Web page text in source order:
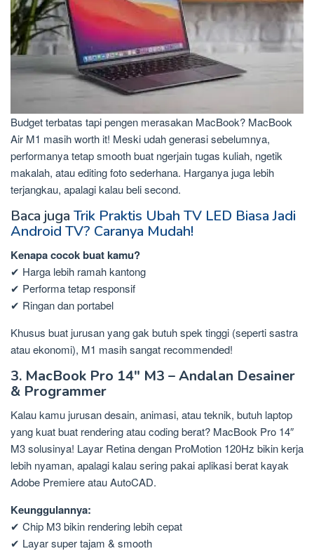
Budget terbatas tapi pengen merasakan MacBook? MacBook
Air M1 masih worth it! Meski udah generasi sebelumnya,
performanya tetap smooth buat ngerjain tugas kuliah, ngetik
makalah, atau editing foto sederhana. Harganya juga lebih
terjangkau, apalagi kalau beli second.
Baca juga Trik Praktis Ubah TV LED Biasa Jadi
Android TV? Caranya Mudah!
Kenapa cocok buat kamu?
✔ Harga lebih ramah kantong
✔ Performa tetap responsif
✔ Ringan dan portabel
Khusus buat jurusan yang gak butuh spek tinggi (seperti sastra
atau ekonomi), M1 masih sangat recommended!
3. MacBook Pro 14″ M3 – Andalan Desainer
& Programmer
Kalau kamu jurusan desain, animasi, atau teknik, butuh laptop
yang kuat buat rendering atau coding berat? MacBook Pro 14″
M3 solusinya! Layar Retina dengan ProMotion 120Hz bikin kerja
lebih nyaman, apalagi kalau sering pakai aplikasi berat kayak
Adobe Premiere atau AutoCAD.
Keunggulannya:
✔ Chip M3 bikin rendering lebih cepat
✔ Layar super tajam & smooth